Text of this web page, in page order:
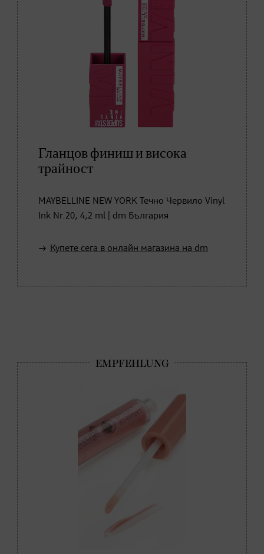
Гланцов финиш и висока
трайност
MAYBELLINE NEW YORK Течно Червило Vinyl
Ink Nr.20, 4,2 ml | dm България
Купете сега в онлайн магазина на dm